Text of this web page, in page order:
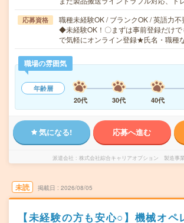
応募資格
職種未経験OK / ブランクOK / 英語力不
◆未経験OK！〇まずは事前登録だけ
で気軽にオンライン登録★氏名・職種
職場の雰囲気
年齢層
20代
30代 40代
気になる! 応募へ進む
派遣会社 株式会社綜合キャリアオプション 製造事業
未読 掲載日 2026/08/05
【未経験の方も安心○】機械オペ